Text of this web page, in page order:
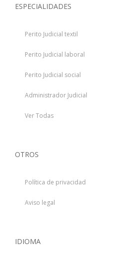
ESPECIALIDADES
Perito Judicial textil
Perito Judicial laboral
Perito Judicial social
Administrador Judicial
Ver Todas
OTROS
Política de privacidad
Aviso legal
IDIOMA